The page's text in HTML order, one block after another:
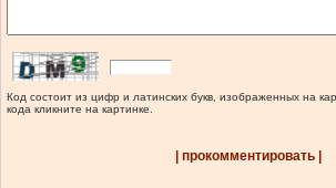
Код состоит из цифр и латинских букв, изображенных на
кода кликните на картинке.
| прокомментировать |